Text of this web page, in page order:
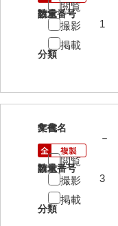
*6末家
請求番号
分類
数量
1
閲覧
撮影
掲載
9
文書名
請求番号
分類
年代
－
数量
3
閲覧
撮影
掲載